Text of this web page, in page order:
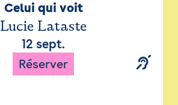
Celui qui voit
Lucie Lataste
12 sept.
Réserver